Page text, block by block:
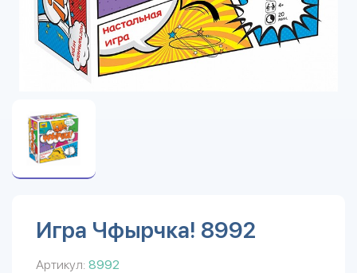
Игра Чфырчка! 8992
Артикул: 8992